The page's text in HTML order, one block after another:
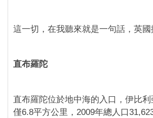
這一切，在我聽來就是一句話，英
直布羅陀
直布羅陀位於地中海的入口，伊比
僅6.8平方公里，2009年總人口